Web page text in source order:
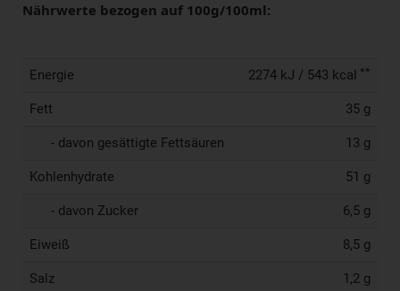
Nährwerte bezogen auf 100g/100ml:
Energie 2274 kJ / 543 kcal **
Fett 35 g
- davon gesättigte Fettsäuren 13 g
Kohlenhydrate 51 g
- davon Zucker 6,5 g
Eiweiß 8,5 g
Salz 1,2 g